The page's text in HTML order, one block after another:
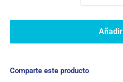
Añadir
Comparte este producto